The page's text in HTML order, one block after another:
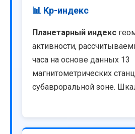
📊 Kp-индекс
Планетарный индекс
активности,
часа на основе данных 13
магнитометрических
субавроральной зоне.